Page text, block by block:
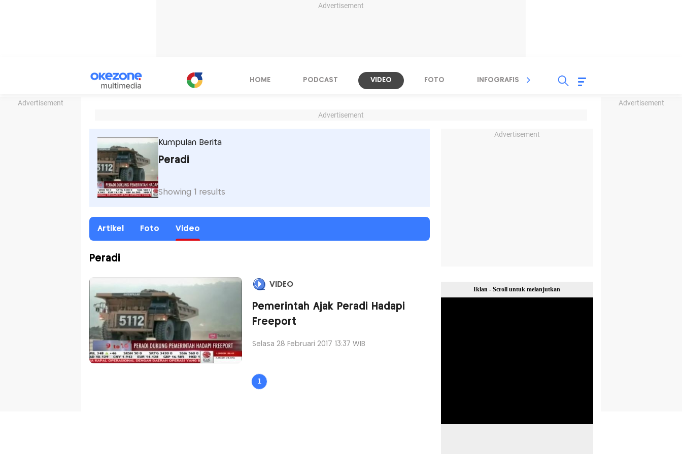
Advertisement
Advertisement Advertisement
HOME PODCAST VIDEO FOTO INFOGRAFIS TV STREAMING
Advertisement
Kumpulan Berita
Peradi
Showing 1 results
Artikel Foto Video
Peradi
VIDEO
Pemerintah Ajak Peradi Hadapi
Freeport
Selasa 28 Februari 2017 13:37 WIB
1
Advertisement
Iklan - Scroll untuk melanjutkan